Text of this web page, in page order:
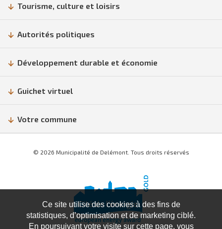
Tourisme, culture et loisirs
Autorités politiques
Développement durable et économie
Guichet virtuel
Votre commune
© 2026 Municipalité de Delémont. Tous droits réservés
Ce site utilise des cookies à des fins de
statistiques, d’optimisation et de marketing ciblé.
En poursuivant votre visite sur cette page, vous